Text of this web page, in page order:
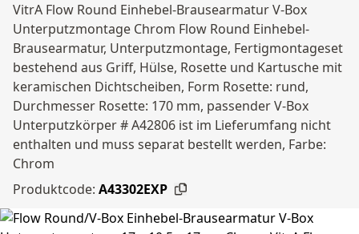
VitrA Flow Round Einhebel-Brausearmatur V-Box
Unterputzmontage Chrom Flow Round Einhebel-
Brausearmatur, Unterputzmontage, Fertigmontageset
bestehend aus Griff, Hülse, Rosette und Kartusche mit
keramischen Dichtscheiben, Form Rosette: rund,
Durchmesser Rosette: 170 mm, passender V-Box
Unterputzkörper # A42806 ist im Lieferumfang nicht
enthalten und muss separat bestellt werden, Farbe:
Chrom
Produktcode: A43302EXP